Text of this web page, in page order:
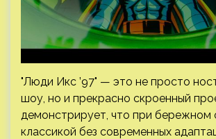
"Люди Икс ’97" — это не просто
шоу, но и прекрасно скроенный
демонстрирует, что при бережном
классикой без современных